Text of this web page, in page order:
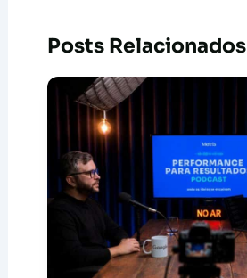
Posts Relacionados